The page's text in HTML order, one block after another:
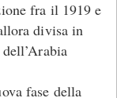
fra il 1919 e
divisa in
fase della